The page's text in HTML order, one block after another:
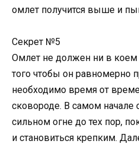
омлет получится выше и
Секрет №5
Омлет не должен ни в коем
того чтобы он равномерно
необходимо время от
сковороде. В самом начале
сильном огне до тех пор,
и становиться крепким.